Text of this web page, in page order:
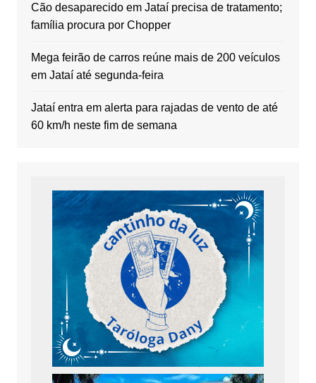
Cão desaparecido em Jataí precisa de tratamento;
família procura por Chopper
Mega feirão de carros reúne mais de 200 veículos
em Jataí até segunda-feira
Jataí entra em alerta para rajadas de vento de até
60 km/h neste fim de semana